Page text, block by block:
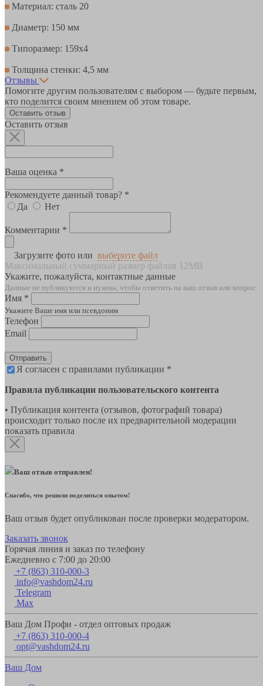
Материал: сталь 20
Диаметр: 150 мм
Типоразмер: 159х4
Толщина стенки: 4,5 мм
Отзывы
Помогите другим пользователям с выбором — будьте первым,
кто поделится своим мнением об этом товаре.
Оставить отзыв
Оставить отзыв
Ваша оценка *
Рекомендуете данный товар? *
Да
Нет
Комментарии *
Загрузите фото или выберите файл
Максимальный суммарный размер файлов 12MB
Укажите, пожалуйста, контактные данные
Данные не публикуются и нужны, чтобы ответить на ваш отзыв или вопрос
Имя *
Укажите Ваше имя или псевдоним
Телефон
Email
Отправить
Я согласен с правилами публикации *
Правила публикации пользовательского контента
• Публикация контента (отзывов, фотографий товара)
происходит только после их предварительной модерации
показать правила
Ваш отзыв отправлен!
Спасибо, что решили поделиться опытом!
Ваш отзыв будет опубликован после проверки модератором.
Заказать звонок
Горячая линия и заказ по телефону
Ежедневно с 7:00 до 20:00
+7 (863) 310-000-3
info@vashdom24.ru
Telegram
Max
Ваш Дом Профи - отдел оптовых продаж
+7 (863) 310-000-4
opt@vashdom24.ru
Ваш Дом